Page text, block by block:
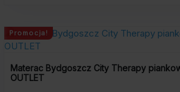
Promocja!
Materac Bydgoszcz City Therapy
OUTLET